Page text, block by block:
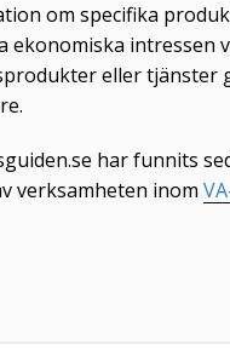
om specifika
ekonomiska intressen
eller tjänster
har funnits
verksamheten inom